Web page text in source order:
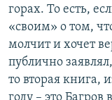
горах. То есть,
«своим» о том,
молчит и хочет
публично
то вторая книга,